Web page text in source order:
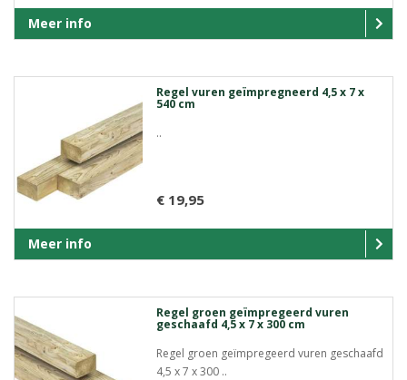
Meer info
Regel vuren geïmpregneerd 4,5 x 7 x
540 cm
..
€ 19,95
Meer info
Regel groen geïmpregeerd vuren
geschaafd 4,5 x 7 x 300 cm
Regel groen geïmpregeerd vuren geschaafd
4,5 x 7 x 300 ..